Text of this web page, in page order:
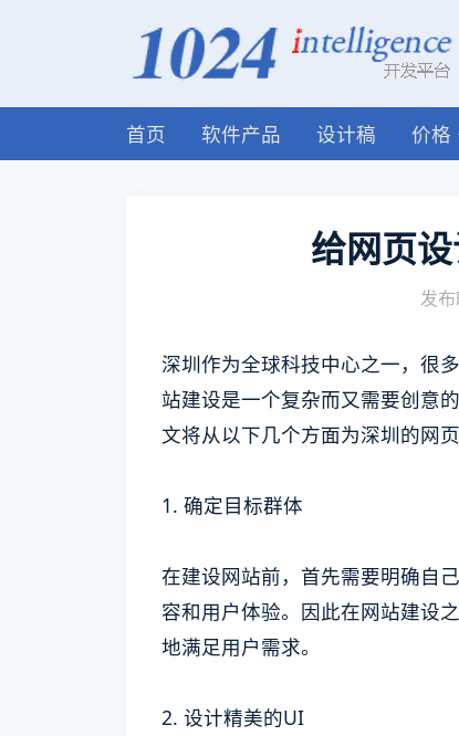
首页 软件产品 设计稿 价格
给网页
发
深圳作为全球科技中心之一，很
站建设是一个复杂而又需要创意
文将从以下几个方面为深圳的网
1. 确定目标群体
在建设网站前，首先需要明确自
容和用户体验。因此在网站建设
地满足用户需求。
2. 设计精美的UI